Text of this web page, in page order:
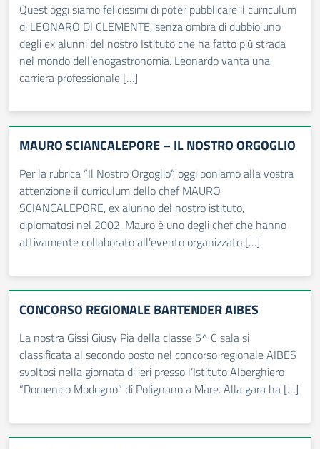
Quest’oggi siamo felicissimi di poter pubblicare il curriculum
di LEONARO DI CLEMENTE, senza ombra di dubbio uno
degli ex alunni del nostro Istituto che ha fatto più strada
nel mondo dell’enogastronomia. Leonardo vanta una
carriera professionale […]
MAURO SCIANCALEPORE – IL NOSTRO ORGOGLIO
Per la rubrica “Il Nostro Orgoglio”, oggi poniamo alla vostra
attenzione il curriculum dello chef MAURO
SCIANCALEPORE, ex alunno del nostro istituto,
diplomatosi nel 2002. Mauro è uno degli chef che hanno
attivamente collaborato all’evento organizzato […]
CONCORSO REGIONALE BARTENDER AIBES
La nostra Gissi Giusy Pia della classe 5^ C sala si
classificata al secondo posto nel concorso regionale AIBES
svoltosi nella giornata di ieri presso l’Istituto Alberghiero
“Domenico Modugno” di Polignano a Mare. Alla gara ha […]